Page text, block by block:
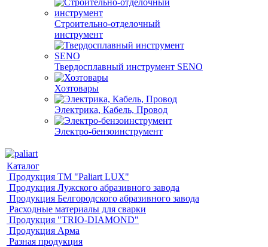
Строительно-отделочный
инструмент
Твердосплавный инструмент SENO
Хозтовары
Электрика, Кабель, Провод
Электро-бензоинструмент
Каталог
Продукция ТМ "Paliart LUX"
Продукция Лужского абразивного завода
Продукция Белгородского абразивного завода
Расходные материалы для сварки
Продукция "TRIO-DIAMOND"
Продукция Арма
Разная продукция